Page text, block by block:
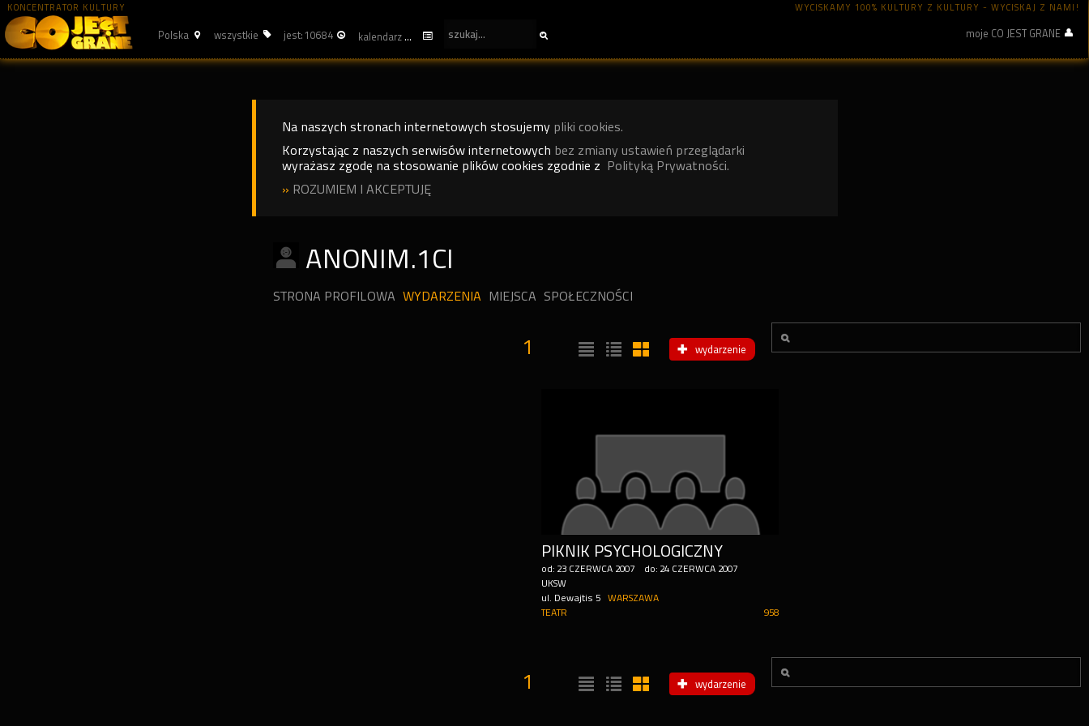
KONCENTRATOR KULTURY WYCISKAMY 100% KULTURY Z KULTURY - WYCISKAJ Z NAMI!
Polska wszystkie jest: 10684 kalendarz moje CO JEST GRANE
Na naszych stronach internetowych stosujemy pliki cookies.
Korzystając z naszych serwisów internetowych bez zmiany ustawień przeglądarki
wyrażasz zgodę na stosowanie plików cookies zgodnie z Polityką Prywatności.
» ROZUMIEM I AKCEPTUJĘ
ANONIM.1CI
STRONA PROFILOWA WYDARZENIA MIEJSCA SPOŁECZNOŚCI
wydarzenie
1
PIKNIK PSYCHOLOGICZNY
od: 23 CZERWCA 2007 do: 24 CZERWCA 2007
UKSW
ul. Dewajtis 5
WARSZAWA
958
TEATR
wydarzenie
1